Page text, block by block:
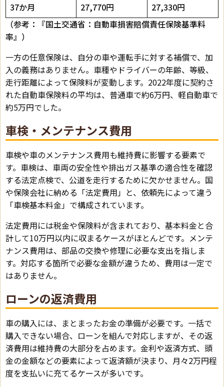
37か月 27,770円
27,330円
（参考：『国土交通省：自動車損害賠償責任保険基準料
率』）
一方の任意保険は、自分の車や運転手に対する補償で、加
入の義務はありません。車種やドライバーの年齢、等級、
走行距離によって保険料が変動します。2022年度に契約さ
れた自動車保険料の平均は、普通車で約6万円、軽自動車で
約5万円でした。
車検・メンテナンス費用
車検や車のメンテナンス費用も維持費に影響する要素で
す。車検は、車両の安全性や排出ガス基準の適合性を確認
する法定点検で、公道を走行するために欠かせません。国
や保険会社に納める「法定費用」と、依頼先によって違う
「車検基本料金」で構成されています。
法定費用には税金や保険料が含まれており、基本料金と合
計して10万円以内に収まるケースがほとんどです。メンテ
ナンス費用は、部品の交換や修理に必要な支出を指しま
す。対応する箇所で必要な金額が違うため、費用は一定で
はありません。
ローンの返済費用
車の購入には、まとまったお金の準備が必要です。一括で
購入できない場合、ローンを組んで対応しますが、その返
済費用は維持費の大部分を占めます。金利や返済方式、頭
金の金額などの要素によって返済額が決まり、月々2万円程
度を支払いに充てるケースが多いです。